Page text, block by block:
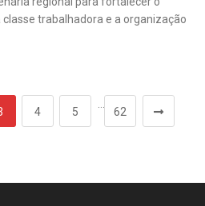
trabalhadora e a organização
4 5
…
62